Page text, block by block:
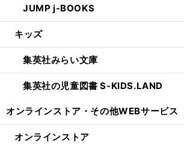
JUMP j-BOOKS
キッズ
集英社みらい文庫
集英社の児童図書 S-KIDS.LAND
オンラインストア・ その他WEBサービス
オンラインストア